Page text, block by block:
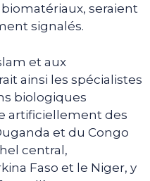
seraient
signalés.
et aux
ainsi les spécialistes
biologiques
artificiellement des
et du Congo
central,
Faso et le Niger, y